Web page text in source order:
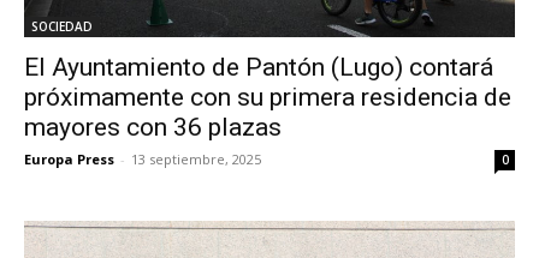
SOCIEDAD
El Ayuntamiento de Pantón (Lugo) contará
próximamente con su primera residencia de
mayores con 36 plazas
Europa Press - 13 septiembre, 2025 0